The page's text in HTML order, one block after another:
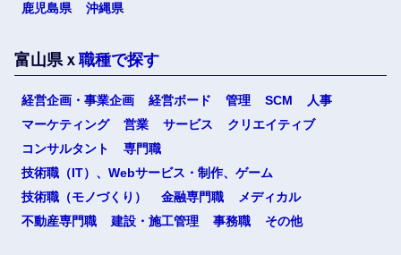
鹿児島県
沖縄県
富山県ｘ 職種で探す
経営企画・事業企画 経営ボード 管理 SCM
人事
マーケティング
営業 サービス
クリエイティブ
コンサルタント
専門職
技術職（IT）、Webサービス・制作、ゲーム
技術職（モノづくり）
金融専門職
メディカル
不動産専門職
建設・施工管理 事務職 その他